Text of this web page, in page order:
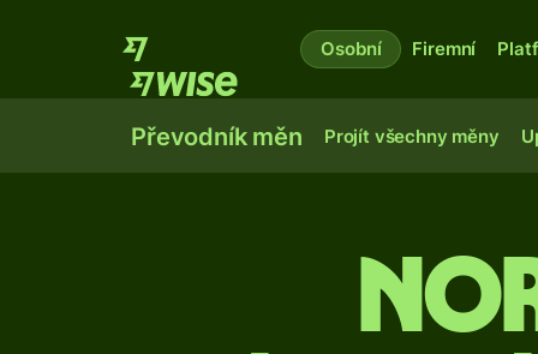
Osobní Firemní
Převodník měn Projít všechny měny